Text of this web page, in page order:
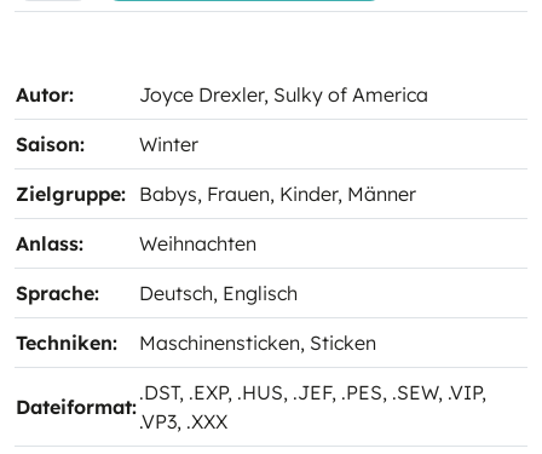
Autor: Joyce Drexler, Sulky of America
Saison: Winter
Zielgruppe: Babys, Frauen, Kinder, Männer
Anlass: Weihnachten
Sprache: Deutsch, Englisch
Techniken: Maschinensticken, Sticken
Dateiformat:
.DST, .EXP, .HUS, .JEF, .PES, .SEW, .VIP,
.VP3, .XXX